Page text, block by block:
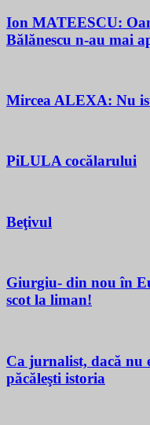
Ion MATEESCU:
Bălănescu n-au mai
Mircea ALEXA: Nu
PiLULA cocălarului
Beţivul
Giurgiu- din nou în
scot la liman!
Ca jurnalist, dacă nu
păcăleşti istoria